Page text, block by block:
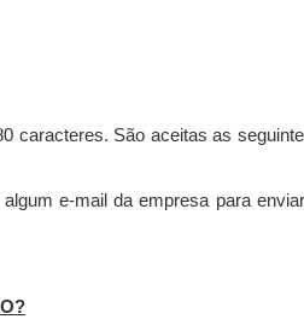
caracteres. São aceitas as
e-mail da empresa para